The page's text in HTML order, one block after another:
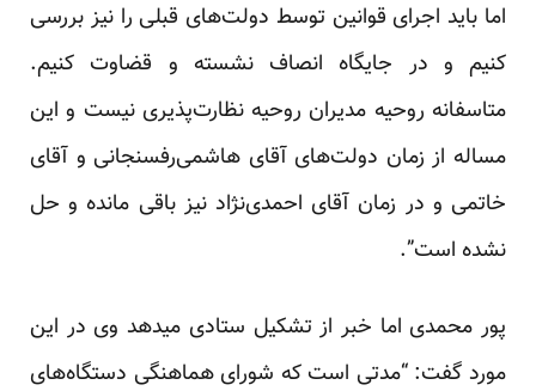
اما باید اجرای قوانین توسط دولت‌های قبلی را نیز بررسی
کنیم و در جایگاه انصاف نشسته و قضاوت کنیم.
متاسفانه روحیه مدیران روحیه نظارت‌پذیری نیست و این
مساله از زمان دولت‌های آقای ‌هاشمی‌رفسنجانی و آقای
خاتمی و در زمان آقای احمدی‌نژاد نیز باقی مانده و حل
نشده است”.
پور محمدی اما خبر از تشکیل ستادی میدهد وی در این
مورد گفت: “مدتی است که شورای هماهنگی دستگاه‌های